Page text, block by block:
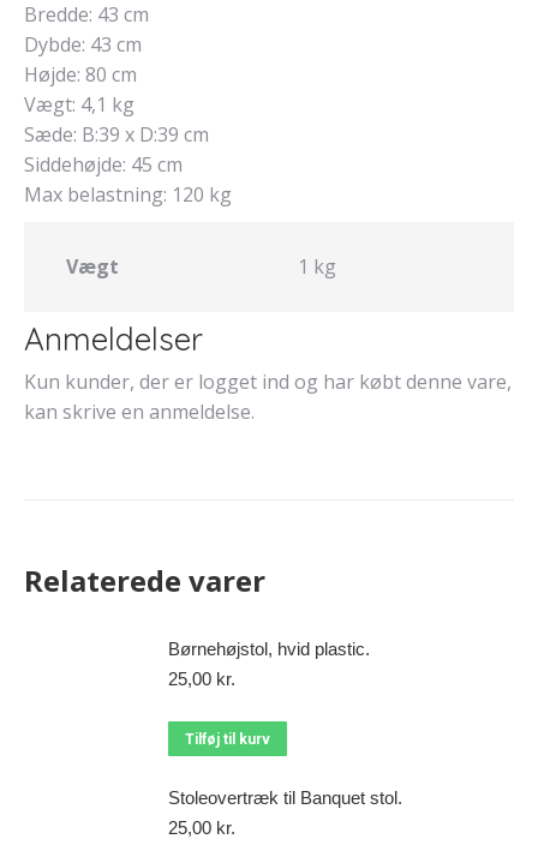
Bredde: 43 cm
Dybde: 43 cm
Højde: 80 cm
Vægt: 4,1 kg
Sæde: B:39 x D:39 cm
Siddehøjde: 45 cm
Max belastning: 120 kg
Vægt 1 kg
Anmeldelser
Kun kunder, der er logget ind og har købt denne vare,
kan skrive en anmeldelse.
Relaterede varer
Børnehøjstol, hvid plastic.
25,00 kr.
Tilføj til kurv
Stoleovertræk til Banquet stol.
25,00 kr.